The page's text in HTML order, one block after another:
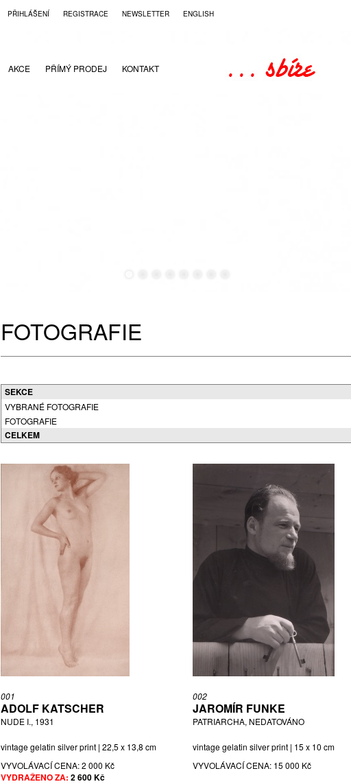
PŘIHLÁŠENÍ REGISTRACE NEWSLETTER ENGLISH
AKCE PŘÍMÝ PRODEJ KONTAKT
FOTOGRAFIE
SEKCE
VYBRANÉ FOTOGRAFIE
FOTOGRAFIE
CELKEM
001
ADOLF KATSCHER
NUDE I., 1931
vintage gelatin silver print | 22,5 x 13,8 cm
VYVOLÁVACÍ CENA:2 000 Kč
VYDRAŽENO ZA: 2 600 Kč
002
JAROMÍR FUNKE
PATRIARCHA, NEDATOVÁNO
vintage gelatin silver print | 15 x 10 cm
VYVOLÁVACÍ CENA: 15 000 Kč